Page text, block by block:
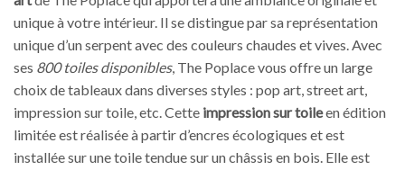
unique à votre intérieur. Il se distingue par sa représentation
unique d’un serpent avec des couleurs chaudes et vives. Avec
ses 800 toiles disponibles, The Poplace vous offre un large
choix de tableaux dans diverses styles : pop art, street art,
impression sur toile, etc. Cette impression sur toileen édition
limitée est réalisée à partir d’encres écologiques et est
installée sur une toile tendue sur un châssis en bois. Elle est